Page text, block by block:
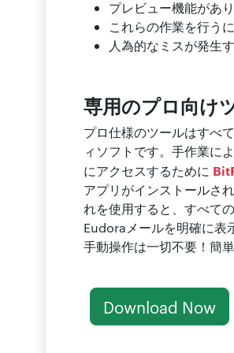
プレビュー機能があ
これらの作業を行う
人為的なミスが発生
専用のプロ向け
プロ仕様のツールはすべ
ィソフトです。手作業に
にアクセスするために
アプリがインストールさ
れを使用すると、すべて
Eudoraメールを明確に表
手動操作は一切不要！簡
Download Now